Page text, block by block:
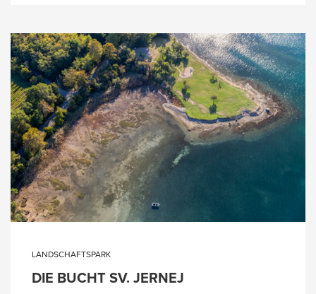
LANDSCHAFTSPARK
DIE BUCHT SV. JERNEJ